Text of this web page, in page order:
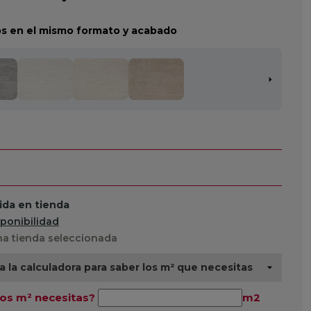
en el mismo formato y acabado
en tienda
tienda seleccionada
la calculadora para saber los m² que necesitas
m² necesitas? m2